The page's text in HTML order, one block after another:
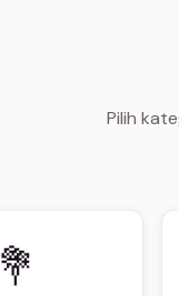
Pilih
💐